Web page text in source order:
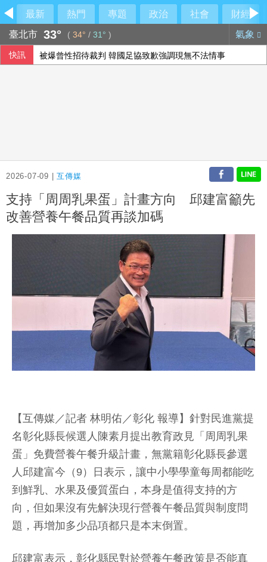
最新 熱門 專題 政治 社會
財經
臺北市 33° ( 34° / 31° ) 氣象
快訊 被爆曾性招待裁判 韓國足協致歉強調現無不法情事
2026-07-09 |互傳媒
支持「周周乳果蛋」計畫方向 邱建富籲先
改善營養午餐品質再談加碼
【互傳媒／記者 林明佑／彰化 報導】針對民進黨提
名彰化縣長候選人陳素月提出教育政見「周周乳果
蛋」免費營養午餐升級計畫，無黨籍彰化縣長參選
人邱建富今（9）日表示，讓中小學學童每周都能吃
到鮮乳、水果及優質蛋白，本身是值得支持的方
向，但如果沒有先解決現行營養午餐品質與制度問
題，再增加多少品項都只是本末倒置。
邱建富表示，彰化縣民對於營養午餐政策是否能真